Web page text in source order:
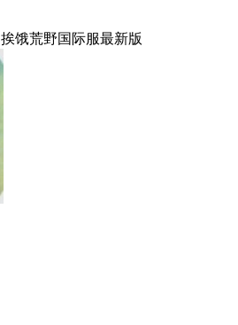
挨饿荒野国际服最新版